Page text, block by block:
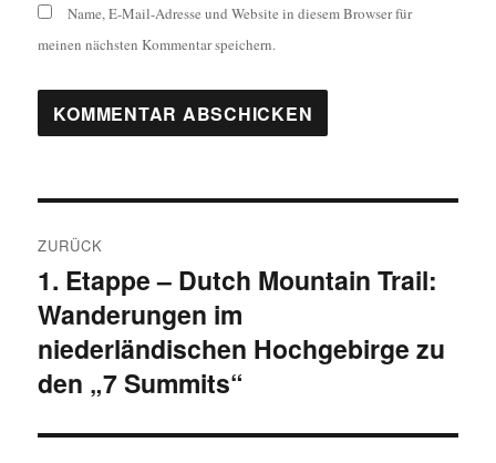
Name, E-Mail-Adresse und Website in diesem Browser für
meinen nächsten Kommentar speichern.
ZURÜCK
Vorheriger
Beitrag:
1. Etappe – Dutch Mountain Trail:
Wanderungen im
niederländischen Hochgebirge zu
den „7 Summits“